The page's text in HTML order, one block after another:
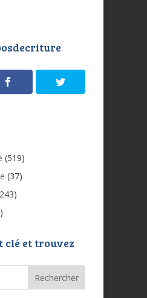
(519)
(37)
clé et trouvez